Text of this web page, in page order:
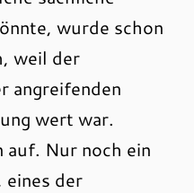
wurde schon
weil der
angreifenden
wert war.
Nur noch ein
eines der